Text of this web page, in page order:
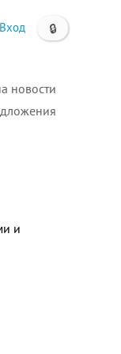
🔒
Вход
новости
и